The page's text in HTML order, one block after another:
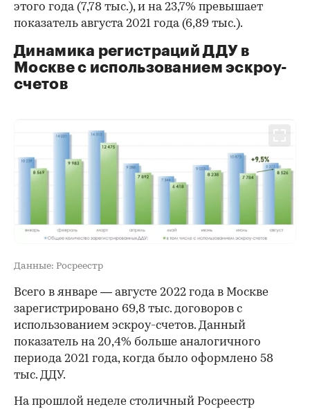
этого года (7,78 тыс.), и на 23,7% превышает
показатель августа 2021 года (6,89 тыс.).
Динамика регистраций ДДУ в
Москве с использованием эскроу-
счетов
Данные: Росреестр
Всего в январе — августе 2022 года в Москве
зарегистрировано 69,8 тыс. договоров с
использованием эскроу-счетов. Данный
показатель на 20,4% больше аналогичного
периода 2021 года, когда было оформлено 58
тыс. ДДУ.
На прошлой неделе столичный Росреестр